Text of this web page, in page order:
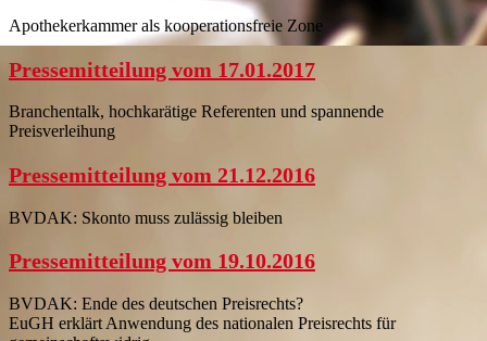
Apothekerkammer als kooperationsfreie Zone
Pressemitteilung vom 17.01.2017
Branchentalk, hochkarätige Referenten und spannende
Preisverleihung
Pressemitteilung vom 21.12.2016
BVDAK: Skonto muss zulässig bleiben
Pressemitteilung vom 19.10.2016
BVDAK: Ende des deutschen Preisrechts?
EuGH erklärt Anwendung des nationalen Preisrechts für